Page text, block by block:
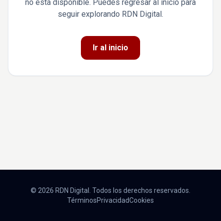
no está disponible. Puedes regresar al inicio para
seguir explorando RDN Digital.
Ir al inicio
© 2026 RDN Digital. Todos los derechos reservados.
TérminosPrivacidadCookies